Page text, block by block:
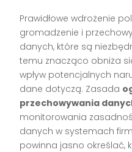
Prawidłowe wdrożenie
gromadzenie i
danych, które są
temu znacząco obniża
wpływ potencjalnych
dane dotyczą. Zasada
przechowywania
monitorowania
danych w systemach
powinna jasno określać,